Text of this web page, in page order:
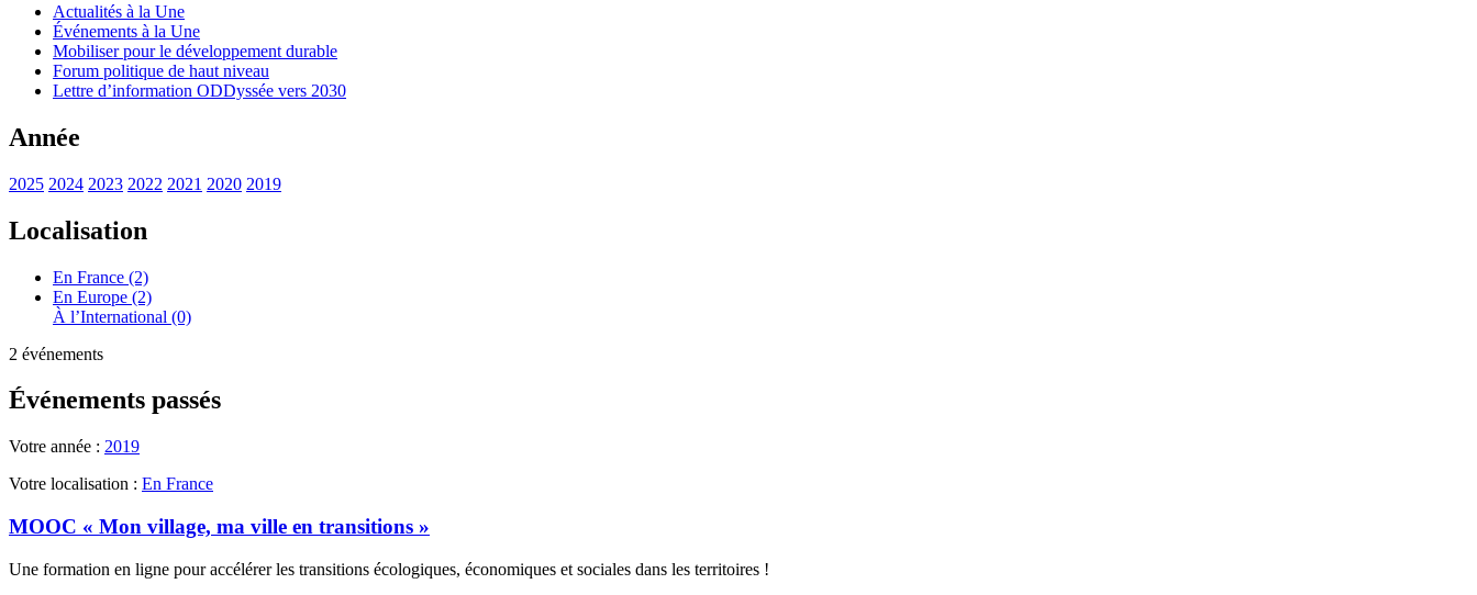
Actualités à la Une
Événements à la Une
Mobiliser pour le développement durable
Forum politique de haut niveau
Lettre d’information ODDyssée vers 2030
Année
2025 2024 2023 2022 2021 2020 2019
Localisation
En France (2)
En Europe (2)
À l’International (0)
2 événements
Événements passés
Votre année : 2019
Votre localisation : En France
MOOC « Mon village, ma ville en transitions »
Une formation en ligne pour accélérer les transitions écologiques, économiques et sociales dans les territoires !